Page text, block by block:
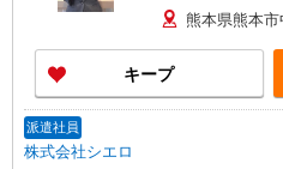
+゜・。○。・゜
万円支給(規定有) お友達を紹介頂くと, インセンテ
ィブ支給(規定有) ★月2回払い・週払い可能（規程
有）★ ゜・。○。
熊本県熊本
キープ
派遣社員
株式会社シエロ